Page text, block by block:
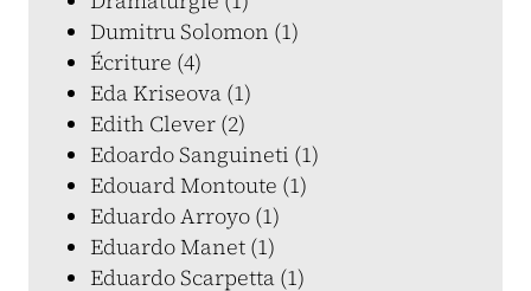
Dumitru Solomon (1)
Écriture (4)
Eda Kriseova (1)
Edith Clever (2)
Edoardo Sanguineti (1)
Edouard Montoute (1)
Eduardo Arroyo (1)
Eduardo Manet (1)
Eduardo Scarpetta (1)